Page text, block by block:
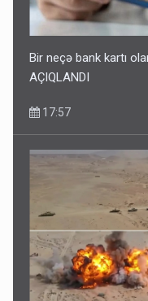
Bir neçə bank kartı
AÇIQLANDI
17:57